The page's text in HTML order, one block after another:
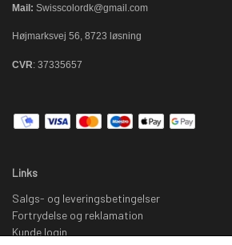
Mail: Swisscolordk@gmail.com
Højmarksvej 56, 8723 løsning
CVR: 37335657
Links
Salgs- og leveringsbetingelser
Fortrydelse og reklamation
Kunde login